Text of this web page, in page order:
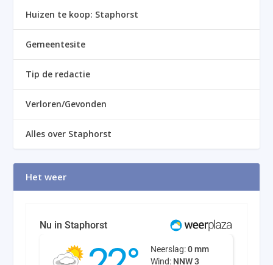
Huizen te koop: Staphorst
Gemeentesite
Tip de redactie
Verloren/Gevonden
Alles over Staphorst
Het weer